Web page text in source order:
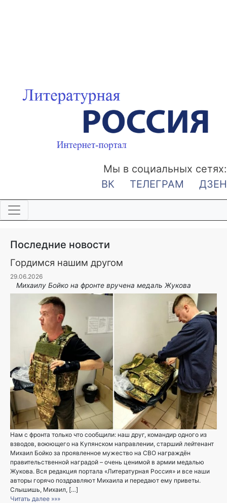
Мы в социальных сетях:
ВК
ТЕЛЕГРАМ ДЗЕН
Последние новости
Гордимся нашим другом
29.06.2026
Михаилу Бойко на фронте вручена медаль Жукова
Нам с фронта только что сообщили: наш друг, командир одного из
взводов, воюющего на Купянском направлении, старший лейтенант
Михаил Бойко за проявленное мужество на СВО награждён
правительственной наградой – очень ценимой в армии медалью
Жукова. Вся редакция портала «Литературная Россия» и все наши
авторы горячо поздравляют Михаила и передают ему приветы.
Слышишь, Михаил, […]
Читать далее »»»